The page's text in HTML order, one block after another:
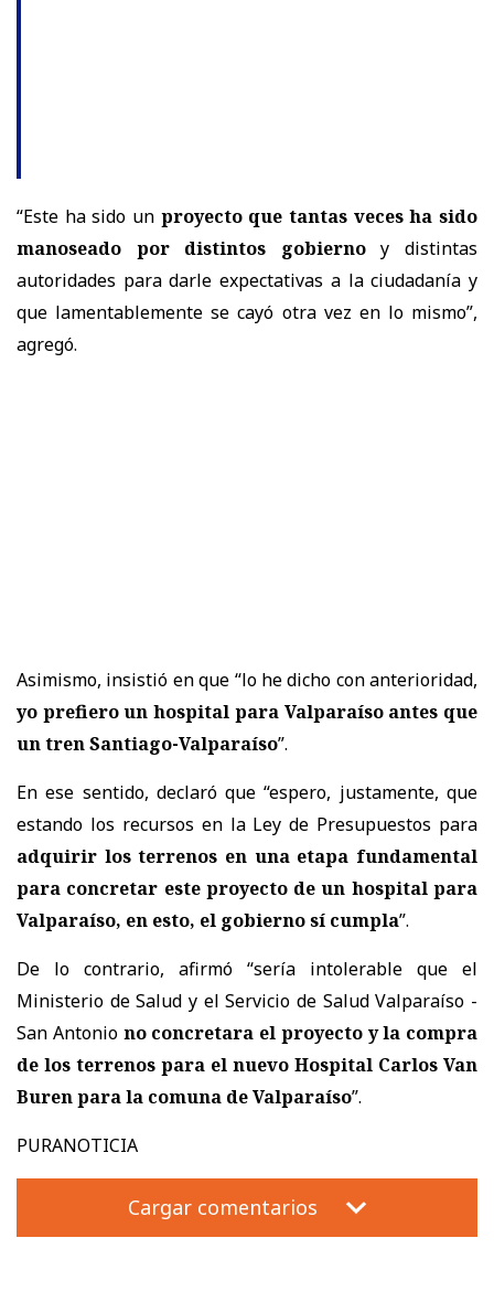
“Este ha sido un proyecto que tantas veces ha sido
manoseado por distintos gobiernoy distintas
autoridades para darle expectativas a la ciudadanía y
que lamentablemente se cayó otra vez en lo mismo”,
agregó.
Asimismo, insistió en que “lo he dicho con anterioridad,
yo prefiero un hospital para Valparaíso antes que
un tren Santiago-Valparaíso”.
En ese sentido, declaró que “espero, justamente, que
estando los recursos en la Ley de Presupuestos para
adquirir los terrenos en una etapa fundamental
para concretar este proyecto de un hospital para
Valparaíso, en esto, el gobierno sí cumpla”.
De lo contrario, afirmó “sería intolerable que el
Ministerio de Salud y el Servicio de Salud Valparaíso -
San Antonio no concretara el proyecto y la compra
de los terrenos para el nuevo Hospital Carlos Van
Buren para la comuna de Valparaíso”.
PURANOTICIA
Cargar comentarios